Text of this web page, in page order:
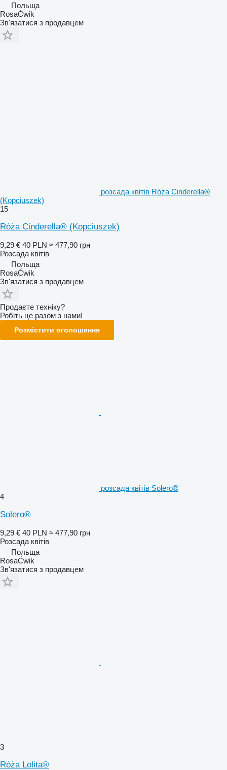
Польща
RosaĆwik
Зв'язатися з продавцем
розсада квітів Róża Cinderella®
(Kopciuszek)
15
Róża Cinderella® (Kopciuszek)
9,29 € 40 PLN ≈ 477,90 грн
Розсада квітів
Польща
RosaĆwik
Зв'язатися з продавцем
Продаєте техніку?
Робіть це разом з нами!
Розмістити оголошення
розсада квітів Solero®
4
Solero®
9,29 € 40 PLN ≈ 477,90 грн
Розсада квітів
Польща
RosaĆwik
Зв'язатися з продавцем
3
Róża Lolita®